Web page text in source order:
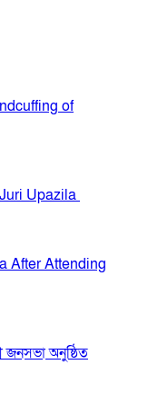
of
Upazila
After Attending
জনসভা অনুষ্ঠিত